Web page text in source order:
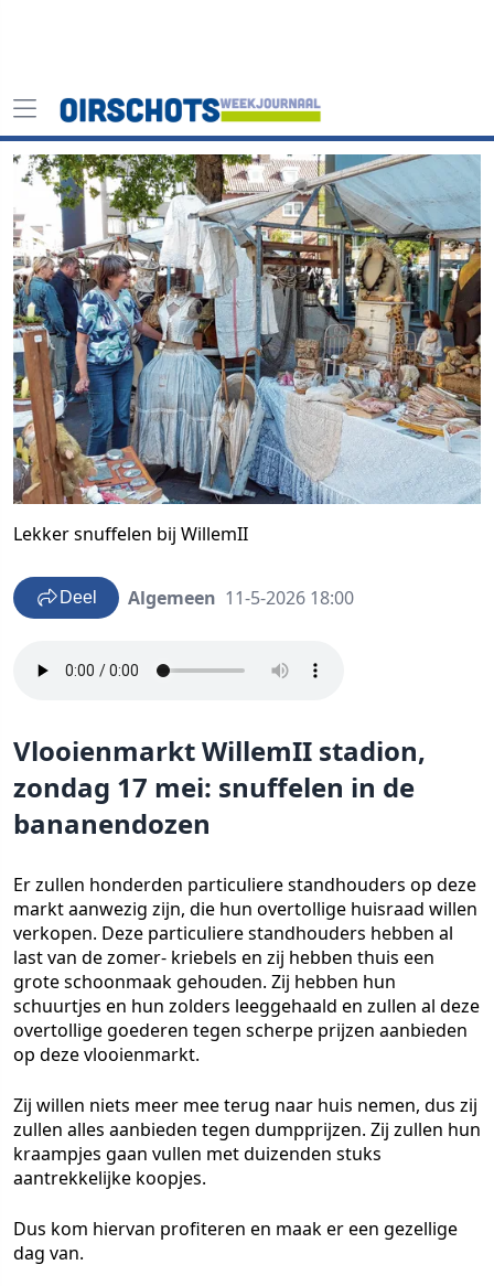
Lekker snuffelen bij WillemII
Deel Algemeen 11-5-2026 18:00
Vlooienmarkt WillemII stadion,
zondag 17 mei: snuffelen in de
bananendozen
Er zullen honderden particuliere standhouders op deze
markt aanwezig zijn, die hun overtollige huisraad willen
verkopen. Deze particuliere standhouders hebben al
last van de zomer- kriebels en zij hebben thuis een
grote schoonmaak gehouden. Zij hebben hun
schuurtjes en hun zolders leeggehaald en zullen al deze
overtollige goederen tegen scherpe prijzen aanbieden
op deze vlooienmarkt.
Zij willen niets meer mee terug naar huis nemen, dus zij
zullen alles aanbieden tegen dumpprijzen. Zij zullen hun
kraampjes gaan vullen met duizenden stuks
aantrekkelijke koopjes.
Dus kom hiervan profiteren en maak er een gezellige
dag van.